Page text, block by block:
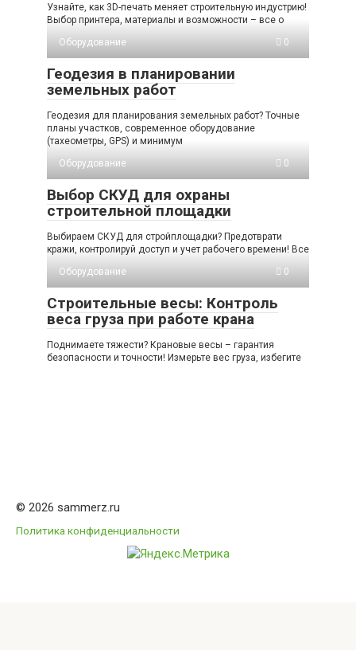
Узнайте, как 3D-печать меняет строительную индустрию!
Выбор принтера, материалы и возможности – все о
Оборудование
0
Геодезия в планировании
земельных работ
Геодезия для планирования земельных работ? Точные
планы участков, современное оборудование
(тахеометры, GPS) и минимум
Оборудование
0
Выбор СКУД для охраны
строительной площадки
Выбираем СКУД для стройплощадки? Предотврати
кражи, контролируй доступ и учет рабочего времени! Все
Оборудование
0
Строительные весы: Контроль
веса груза при работе крана
Поднимаете тяжести? Крановые весы – гарантия
безопасности и точности! Измерьте вес груза, избегите
© 2026 sammerz.ru
Политика конфиденциальности